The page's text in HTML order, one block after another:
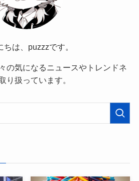
ちは、puzzzです。
の気になるニュースやトレンドネ
り扱っています。